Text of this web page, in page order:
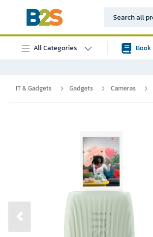
All Categories Book
IT & Gadgets Gadgets Cameras
Previous slide